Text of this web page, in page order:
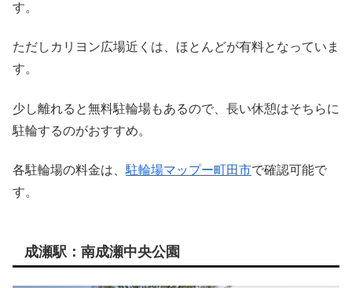
す。
ただしカリヨン広場近くは、ほとんどが有料となっていま
す。
少し離れると無料駐輪場もあるので、長い休憩はそちらに
駐輪するのがおすすめ。
各駐輪場の料金は、 駐輪場マップー町田市で確認可能で
す。
成瀬駅：南成瀬中央公園